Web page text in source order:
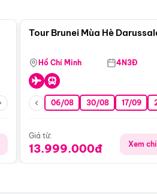
Tour Brunei Mùa Hè
Hồ Chí Minh 4N3Đ
06/08 30/08 17/09
Giá từ:
13.999.000đ Xem